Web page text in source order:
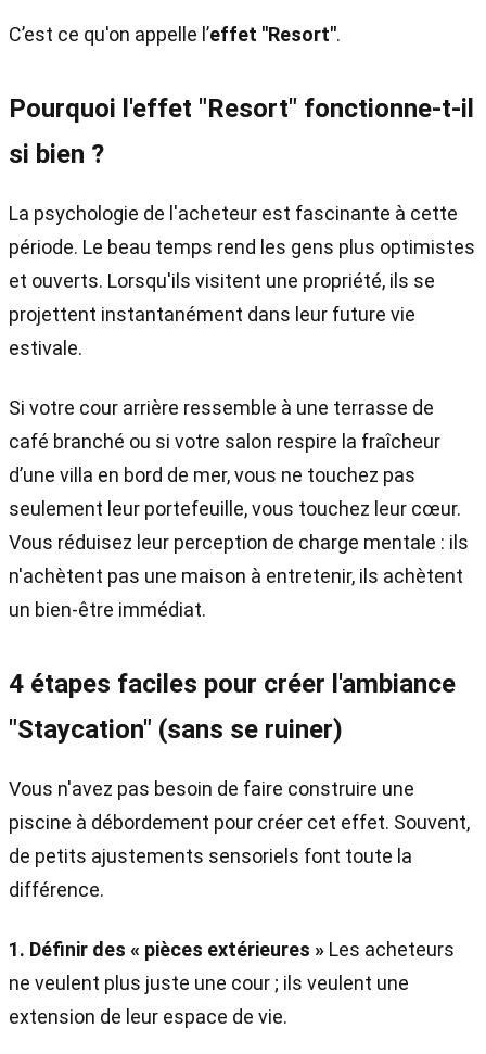
C’est ce qu'on appelle l’effet "Resort".
Pourquoi l'effet "Resort" fonctionne-t-il
si bien ?
La psychologie de l'acheteur est fascinante à cette
période. Le beau temps rend les gens plus optimistes
et ouverts. Lorsqu'ils visitent une propriété, ils se
projettent instantanément dans leur future vie
estivale.
Si votre cour arrière ressemble à une terrasse de
café branché ou si votre salon respire la fraîcheur
d’une villa en bord de mer, vous ne touchez pas
seulement leur portefeuille, vous touchez leur cœur.
Vous réduisez leur perception de charge mentale : ils
n'achètent pas une maison à entretenir, ils achètent
un bien-être immédiat.
4 étapes faciles pour créer l'ambiance
"Staycation" (sans se ruiner)
Vous n'avez pas besoin de faire construire une
piscine à débordement pour créer cet effet. Souvent,
de petits ajustements sensoriels font toute la
différence.
1. Définir des « pièces extérieures » Les acheteurs
ne veulent plus juste une cour ; ils veulent une
extension de leur espace de vie.